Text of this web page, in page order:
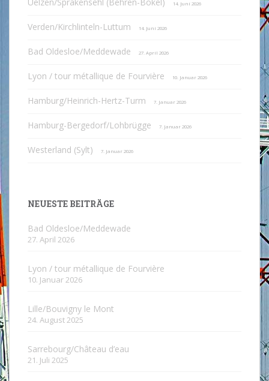
14. Juni 2026
Verden/Kirchlinteln-Luttum 14. Juni 2026
Bad Oldesloe/Meddewade 27. April 2026
Lyon / tour métallique de Fourvière 10. Januar 2026
Hamburg/Heinrich-Hertz-Turm 7. Januar 2026
Hamburg-Bergedorf/Lohbrügge 7. Januar 2026
Westerland (Sylt) 7. Januar 2026
NEUESTE BEITRÄGE
Bad Oldesloe/Meddewade
27. April 2026
Lyon / tour métallique de Fourvière
10. Januar 2026
Lille/Bouvigny le Mont
24. August 2025
Sarrebourg/Château d’eau
21. Juli 2025